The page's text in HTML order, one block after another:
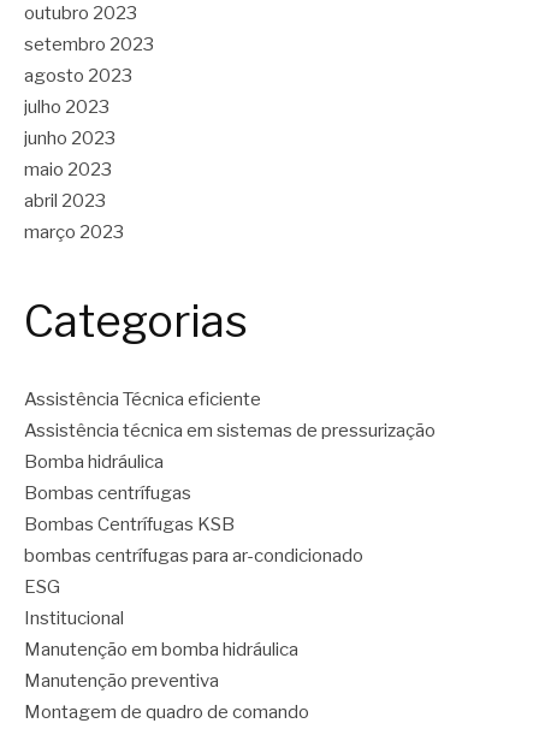
outubro 2023
setembro 2023
agosto 2023
julho 2023
junho 2023
maio 2023
abril 2023
março 2023
Categorias
Assistência Técnica eficiente
Assistência técnica em sistemas de pressurização
Bomba hidráulica
Bombas centrífugas
Bombas Centrífugas KSB
bombas centrífugas para ar-condicionado
ESG
Institucional
Manutenção em bomba hidráulica
Manutenção preventiva
Montagem de quadro de comando